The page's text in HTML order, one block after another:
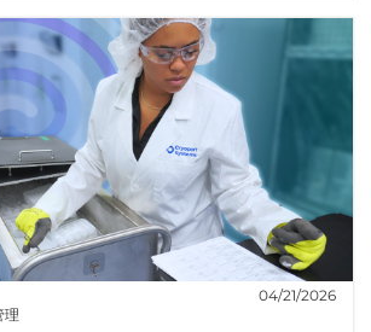
理
04/21/2026